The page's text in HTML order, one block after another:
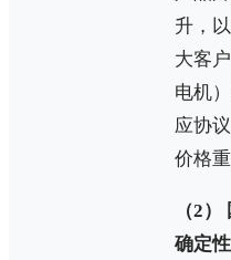
升，
大客
电机
应协
价格重
（2
确定